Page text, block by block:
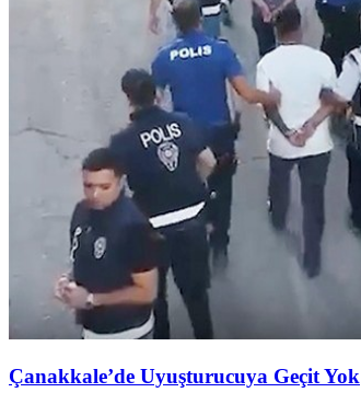
Çanakkale’de Uyuşturucuya Geçit Yok